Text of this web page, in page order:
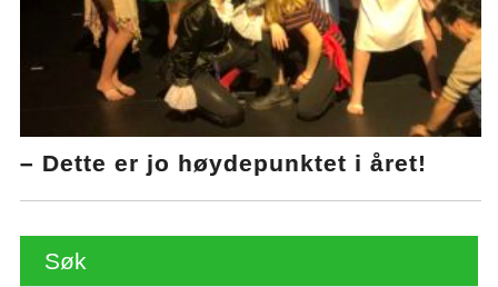
– Dette er jo høydepunktet i året!
Søk